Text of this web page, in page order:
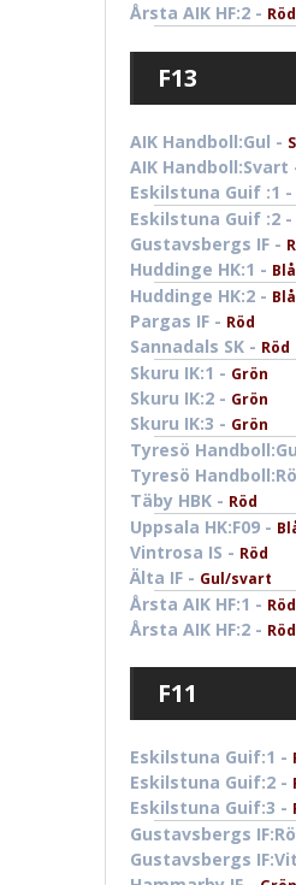
Årsta AIK HF:2 - Röd
F13
AIK Handboll:Gul -
AIK Handboll:Svart
Eskilstuna Guif :1 -
Eskilstuna Guif :2 -
Gustavsbergs IF -
Huddinge HK:1 - Blå
Huddinge HK:2 - Blå
Pargas IF - Röd
Sannadals SK - Röd
Skuru IK:1 - Grön
Skuru IK:2 - Grön
Skuru IK:3 - Grön
Tyresö
Tyresö
Täby HBK - Röd
Uppsala HK:F09 -
Vintrosa IS - Röd
Älta IF - Gul/svart
Årsta AIK HF:1 - Röd
Årsta AIK HF:2 - Röd
F11
Eskilstuna Guif:1 -
Eskilstuna Guif:2 -
Eskilstuna Guif:3 -
Gustavsbergs
Gustavsbergs